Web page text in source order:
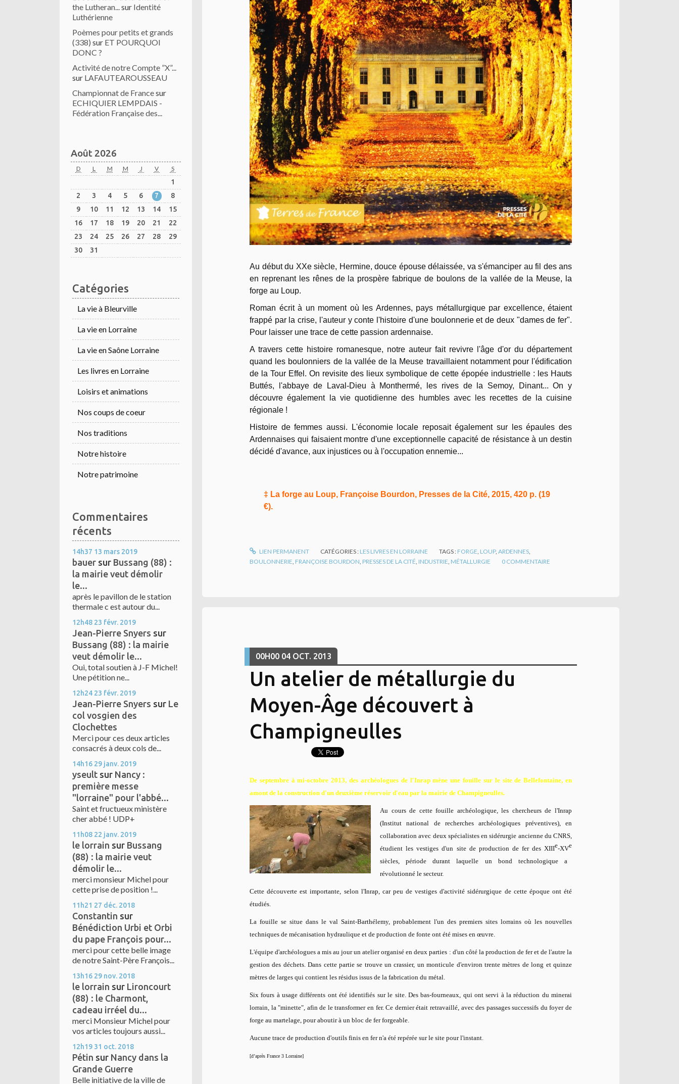
the Lutheran...sur Identité
Luthérienne
Poèmes pour petits et grands
(338) sur ET POURQUOI
DONC ?
Activité de notre Compte ”X”...
sur LAFAUTEAROUSSEAU
Championnat de Francesur
ECHIQUIER LEMPDAIS -
Fédération Française des...
Août 2026
D L M M J V S
1
2
3 4 5 6 7
8
9
10 11 12 13 14
15
16
17 18 19 20 21
22
23
24 25 26 27 28
29
30
31
Catégories
La vie à Bleurville
La vie en Lorraine
La vie en Saône Lorraine
Les livres en Lorraine
Loisirs et animations
Nos coups de coeur
Nos traditions
Notre histoire
Notre patrimoine
Commentaires
récents
14h37 13 mars 2019
bauer sur Bussang (88) :
la mairie veut démolir
le...
après le pavillon de le station
thermale c est autour du...
12h48 23 févr. 2019
Jean-Pierre Snyers sur
Bussang (88) : la mairie
veut démolir le...
Oui, total soutien à J-F Michel!
Une pétition ne...
12h24 23 févr. 2019
Jean-Pierre Snyers sur Le
col vosgien des
Clochettes
Merci pour ces deux articles
consacrés à deux cols de...
14h16 29 janv. 2019
yseult sur Nancy :
première messe
"lorraine" pour l'abbé...
Saint et fructueux ministère
cher abbé ! UDP+
11h08 22 janv. 2019
le lorrain sur Bussang
(88) : la mairie veut
démolir le...
merci monsieur Michel pour
cette prise de position !...
11h21 27 déc. 2018
Constantin sur
Bénédiction Urbi et Orbi
du pape François pour...
merci pour cette belle image
de notre Saint-Père François...
13h16 29 nov. 2018
le lorrain sur Lironcourt
(88) : le Charmont,
cadeau irréel du...
merci Monsieur Michel pour
vos articles toujours aussi...
12h19 31 oct. 2018
Pétin sur Nancy dans la
Grande Guerre
Belle initiative de la ville de
Au début du XXe siècle, Hermine, douce épouse délaissée, va s'émanciper au fil des ans
en reprenant les rênes de la prospère fabrique de boulons de la vallée de la Meuse, la
forge au Loup.
Roman écrit à un moment où les Ardennes, pays métallurgique par excellence, étaient
frappé par la crise, l'auteur y conte l'histoire d'une boulonnerie et de deux "dames de fer".
Pour laisser une trace de cette passion ardennaise.
A travers cette histoire romanesque, notre auteur fait revivre l'âge d'or du département
quand les boulonniers de la vallée de la Meuse travaillaient notamment pour l'édification
de la Tour Effel. On revisite des lieux symbolique de cette épopée industrielle : les Hauts
Buttés, l'abbaye de Laval-Dieu à Monthermé, les rives de la Semoy, Dinant... On y
découvre également la vie quotidienne des humbles avec les recettes de la cuisine
régionale !
Histoire de femmes aussi. L'économie locale reposait également sur les épaules des
Ardennaises qui faisaient montre d'une exceptionnelle capacité de résistance à un destin
décidé d'avance, aux injustices ou à l'occupation ennemie...
‡ La forge au Loup, Françoise Bourdon, Presses de la Cité, 2015, 420 p. (19
€).
LIEN PERMANENT CATÉGORIES : LES LIVRES EN LORRAINE TAGS : FORGE LOUP,ARDENNES
BOULONNERIE FRANÇOISE BOURDON PRESSES DE LA CITÉ INDUSTRIE MÉTALLURGIE 0 COMMENTAIRE
00H00 04 OCT. 2013
Un atelier de métallurgie du
Moyen-Âge découvert à
Champigneulles
De septembre à mi-octobre 2013, des archéologues de l'Inrap mène une fouille sur le site de Bellefontaine, en
amont de la construction d'un deuxième réservoir d'eau par la mairie de Champigneulles.
Au cours de cette fouille archéologique, les chercheurs de l'Inrap
(Institut national de recherches archéologiques préventives), en
collaboration avec deux spécialistes en sidérurgie ancienne du CNRS,
étudient les vestiges d'un site de production de fer des XIIIe-XVe
siècles, période durant laquelle un bond technologique a
révolutionné le secteur.
Cette découverte est importante, selon l'Inrap, car peu de vestiges d'activité sidérurgique de cette époque ont été
étudiés.
La fouille se situe dans le val Saint-Barthélemy, probablement l'un des premiers sites lorrains où les nouvelles
techniques de mécanisation hydraulique et de production de fonte ont été mises en œuvre.
L'équipe d'archéologues a mis au jour un atelier organisé en deux parties : d'un côté la production de fer et de l'autre la
gestion des déchets. Dans cette partie se trouve un crassier, un monticule d'environ trente mètres de long et quinze
mètres de larges qui contient les résidus issus de la fabrication du métal.
Six fours à usage différents ont été identifiés sur le site. Des bas-fourneaux, qui ont servi à la réduction du minerai
lorrain, la "minette", afin de le transformer en fer. Ce dernier était retravaillé, avec des passages successifs du foyer de
forge au martelage, pour aboutir à un bloc de fer forgeable.
Aucune trace de production d'outils finis en fer n'a été repérée sur le site pour l'instant.
[d’après France 3 Lorraine]